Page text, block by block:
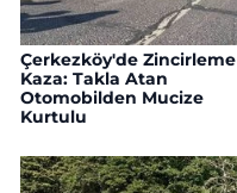
Çerkezköy'de Zincirleme
Kaza: Takla Atan
Otomobilden Mucize
Kurtulu